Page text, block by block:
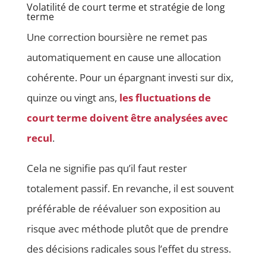
Volatilité de court terme et stratégie de long
terme
Une correction boursière ne remet pas
automatiquement en cause une allocation
cohérente. Pour un épargnant investi sur dix,
quinze ou vingt ans, les fluctuations de
court terme doivent être analysées avec
recul.
Cela ne signifie pas qu’il faut rester
totalement passif. En revanche, il est souvent
préférable de réévaluer son exposition au
risque avec méthode plutôt que de prendre
des décisions radicales sous l’effet du stress.